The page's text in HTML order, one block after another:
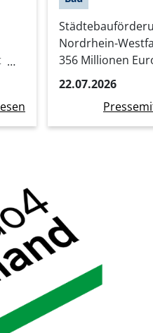
Nordrhein-
356 Millionen
22.07.2026